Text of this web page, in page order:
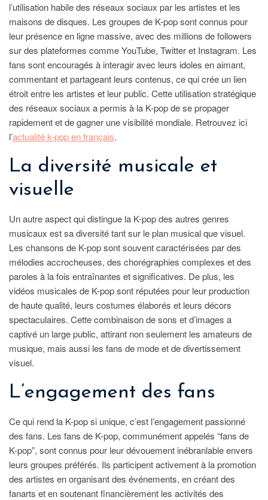
l’utilisation habile des réseaux sociaux par les artistes et les
maisons de disques. Les groupes de K-pop sont connus pour
leur présence en ligne massive, avec des millions de followers
sur des plateformes comme YouTube, Twitter et Instagram. Les
fans sont encouragés à interagir avec leurs idoles en aimant,
commentant et partageant leurs contenus, ce qui crée un lien
étroit entre les artistes et leur public. Cette utilisation stratégique
des réseaux sociaux a permis à la K-pop de se propager
rapidement et de gagner une visibilité mondiale. Retrouvez ici
l’actualité k-pop en français.
La diversité musicale et
visuelle
Un autre aspect qui distingue la K-pop des autres genres
musicaux est sa diversité tant sur le plan musical que visuel.
Les chansons de K-pop sont souvent caractérisées par des
mélodies accrocheuses, des chorégraphies complexes et des
paroles à la fois entraînantes et significatives. De plus, les
vidéos musicales de K-pop sont réputées pour leur production
de haute qualité, leurs costumes élaborés et leurs décors
spectaculaires. Cette combinaison de sons et d’images a
captivé un large public, attirant non seulement les amateurs de
musique, mais aussi les fans de mode et de divertissement
visuel.
L’engagement des fans
Ce qui rend la K-pop si unique, c’est l’engagement passionné
des fans. Les fans de K-pop, communément appelés “fans de
K-pop”, sont connus pour leur dévouement inébranlable envers
leurs groupes préférés. Ils participent activement à la promotion
des artistes en organisant des événements, en créant des
fanarts et en soutenant financièrement les activités des